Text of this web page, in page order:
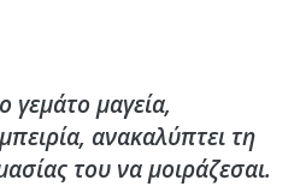
γεμάτο μαγεία,
ανακαλύπτει τη
του να μοιράζεσαι.